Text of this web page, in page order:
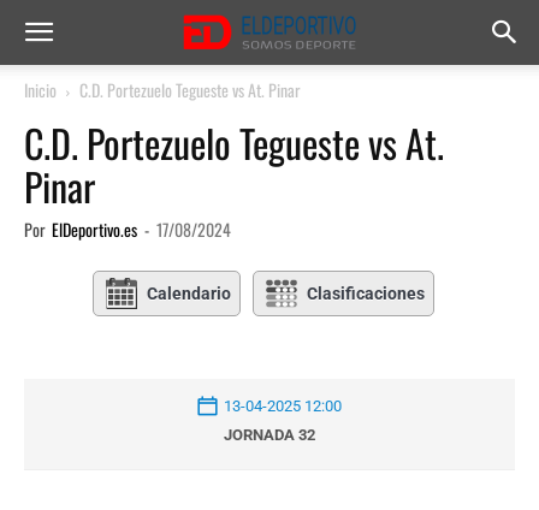
Inicio C.D. Portezuelo Tegueste vs At. Pinar
C.D. Portezuelo Tegueste vs At.
Pinar
Por ElDeportivo.es - 17/08/2024
Calendario Clasificaciones
13-04-2025 12:00
JORNADA 32